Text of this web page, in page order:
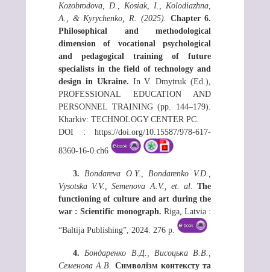
Kozobrodova, D., Kosiak, I., Kolodiazhna,
A., & Kyrychenko, R. (2025).
Chapter 6.
Philosophical and methodological
dimension of vocational psychological
and pedagogical training of future
specialists in the field of technology and
design in Ukraine. In V. Dmytruk (Ed.),
PROFESSIONAL EDUCATION AND
PERSONNEL TRAINING (pp. 144–179).
Kharkiv: TECHNOLOGY CENTER PC.
DOI : https://doi.org/10.15587/978-617-
8360-16-0.ch6
3. Bondareva O.Y., Bondarenko V.D.,
Vysotska V.V., Semenova A.V., et. al.
The
functioning of culture and art during the
war : Scientific monograph. Riga, Latvia :
“Baltija Publishing”, 2024. 276 p.
4. Бондаренко В.Д., Висоцька В.В.,
Семенова А.В. Символізм контексту та